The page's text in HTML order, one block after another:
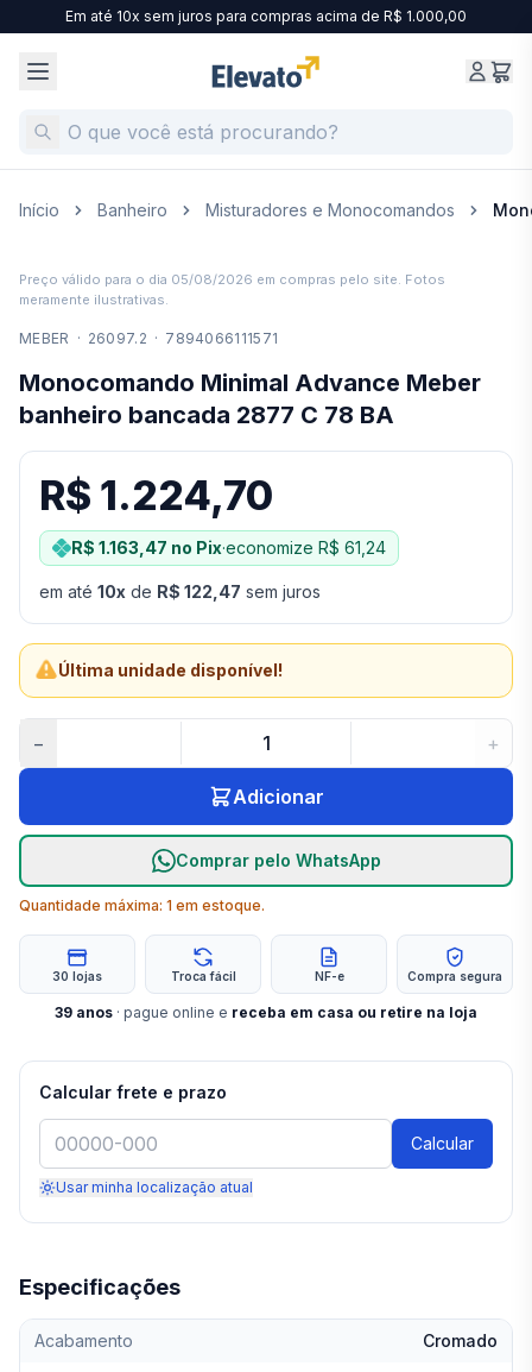
Em até 10x sem juros para compras acima de R$ 1.000,00
Início Banheiro Misturadores e Monocomandos
Preço válido para o dia 05/08/2026 em compras pelo site. Fotos
meramente ilustrativas.
Especificações
Acabamento Cromado
MEBER · 26097.2 · 7894066111571
Monocomando Minimal Advance Meber
banheiro bancada 2877 C 78 BA
R$ 1.224,70
R$ 1.163,47 no Pix·economize R$ 61,24
em até 10x de R$ 122,47 sem juros
Última unidade disponível!
− +
Adicionar
Comprar pelo WhatsApp
Quantidade máxima: 1 em estoque.
30 lojas Troca fácil NF-e Compra segura
39 anos · pague online e receba em casa ou retire na loja
Calcular frete e prazo
Calcular
Usar minha localização atual